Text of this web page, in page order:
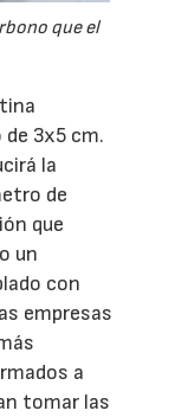
que el
3x5 cm.
la
de
que
un
con
empresas
a
tomar las